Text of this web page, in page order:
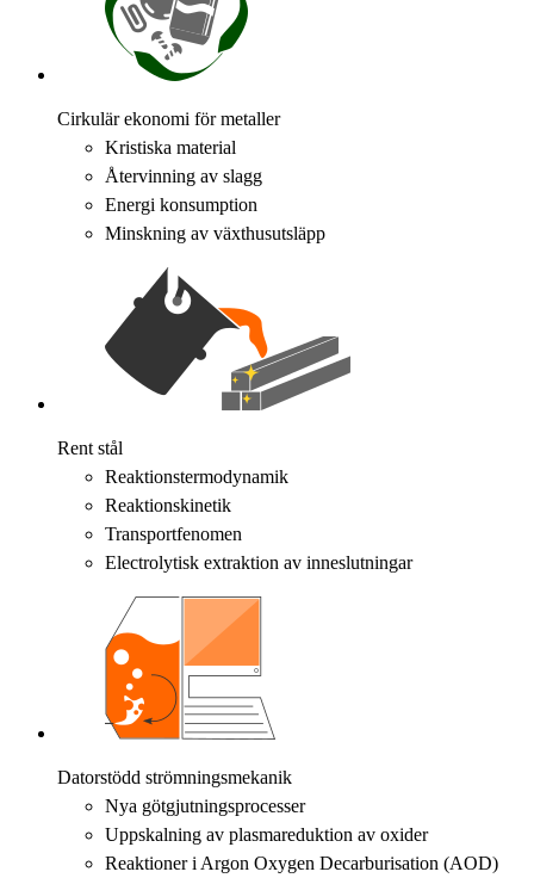
Cirkulär ekonomi för metaller
Kristiska material
Återvinning av slagg
Energi konsumption
Minskning av växthusutsläpp
Rent stål
Reaktionstermodynamik
Reaktionskinetik
Transportfenomen
Electrolytisk extraktion av inneslutningar
Datorstödd strömningsmekanik
Nya götgjutningsprocesser
Uppskalning av plasmareduktion av oxider
Reaktioner i Argon Oxygen Decarburisation (AOD)